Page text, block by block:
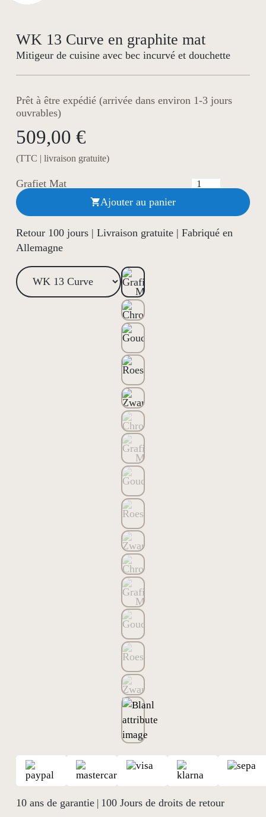
WK 13 Curve en graphite mat
Mitigeur de cuisine avec bec incurvé et douchette
Prêt à être expédié (arrivée dans environ 1-3 jours
ouvrables)
509,00 €
(TTC | livraison gratuite)
Grafiet Mat
Ajouter au panier
Retour 100 jours | Livraison gratuite | Fabriqué en
Allemagne
10 ans de garantie| 100 Jours de droits de retour